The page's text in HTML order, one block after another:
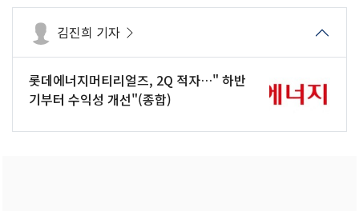
김진희 기자
롯데에너지머티리얼즈, 2Q 적자…" 하반
기부터 수익성 개선"(종합)